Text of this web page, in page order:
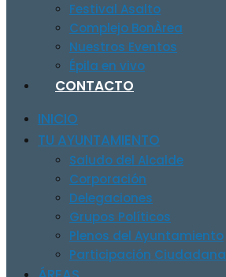
Festival Asalto
Complejo BonÀrea
Nuestros Eventos
Épila en vivo
CONTACTO
INICIO
TU AYUNTAMIENTO
Saludo del Alcalde
Corporación
Delegaciones
Grupos Políticos
Plenos del Ayuntamiento
Participación Ciudadana